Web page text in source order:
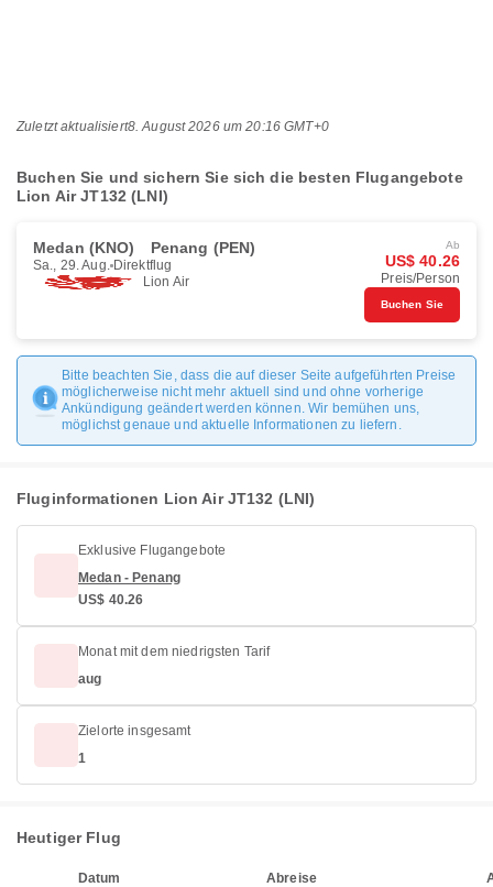
Zuletzt aktualisiert8. August 2026 um 20:16 GMT+0
Buchen Sie und sichern Sie sich die besten Flugangebote
Lion Air JT132 (LNI)
Medan (KNO) Penang (PEN)
Sa., 29. Aug. Direktflug
Lion Air
Ab
US$ 40.26
Preis/Person
Buchen Sie
Bitte beachten Sie, dass die auf dieser Seite aufgeführten Preise
möglicherweise nicht mehr aktuell sind und ohne vorherige
Ankündigung geändert werden können. Wir bemühen uns,
möglichst genaue und aktuelle Informationen zu liefern.
Fluginformationen Lion Air JT132 (LNI)
Exklusive Flugangebote
Medan - Penang
US$ 40.26
Monat mit dem niedrigsten Tarif
aug
Zielorte insgesamt
1
Heutiger Flug
Datum Abreise